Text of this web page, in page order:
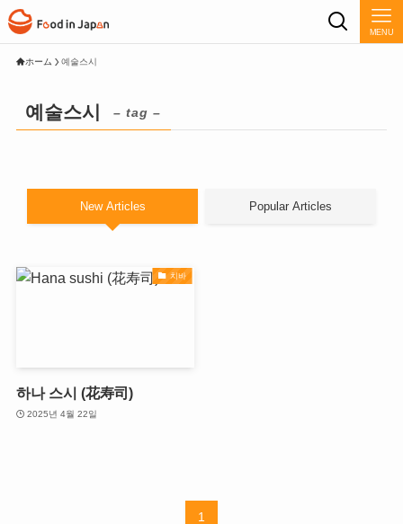
MENU
ホーム 예술스시
예술스시 – tag –
New Articles Popular Articles
치바
하나 스시 (花寿司)
2025년 4월 22일
1